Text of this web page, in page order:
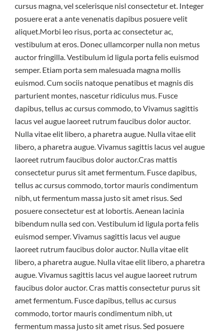
cursus magna, vel scelerisque nisl consectetur et. Integer
posuere erat a ante venenatis dapibus posuere velit
aliquet.Morbi leo risus, porta ac consectetur ac,
vestibulum at eros. Donec ullamcorper nulla non metus
auctor fringilla. Vestibulum id ligula porta felis euismod
semper. Etiam porta sem malesuada magna mollis
euismod. Cum sociis natoque penatibus et magnis dis
parturient montes, nascetur ridiculus mus. Fusce
dapibus, tellus ac cursus commodo, to Vivamus sagittis
lacus vel augue laoreet rutrum faucibus dolor auctor.
Nulla vitae elit libero, a pharetra augue. Nulla vitae elit
libero, a pharetra augue. Vivamus sagittis lacus vel augue
laoreet rutrum faucibus dolor auctor.Cras mattis
consectetur purus sit amet fermentum. Fusce dapibus,
tellus ac cursus commodo, tortor mauris condimentum
nibh, ut fermentum massa justo sit amet risus. Sed
posuere consectetur est at lobortis. Aenean lacinia
bibendum nulla sed con. Vestibulum id ligula porta felis
euismod semper. Vivamus sagittis lacus vel augue
laoreet rutrum faucibus dolor auctor. Nulla vitae elit
libero, a pharetra augue. Nulla vitae elit libero, a pharetra
augue. Vivamus sagittis lacus vel augue laoreet rutrum
faucibus dolor auctor. Cras mattis consectetur purus sit
amet fermentum. Fusce dapibus, tellus ac cursus
commodo, tortor mauris condimentum nibh, ut
fermentum massa justo sit amet risus. Sed posuere